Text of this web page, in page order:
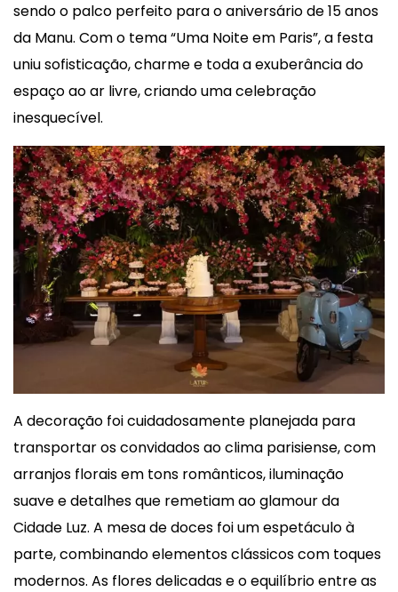
sendo o palco perfeito para o aniversário de 15 anos
da Manu. Com o tema “Uma Noite em Paris”, a festa
uniu sofisticação, charme e toda a exuberância do
espaço ao ar livre, criando uma celebração
inesquecível.
A decoração foi cuidadosamente planejada para
transportar os convidados ao clima parisiense, com
arranjos florais em tons românticos, iluminação
suave e detalhes que remetiam ao glamour da
Cidade Luz. A mesa de doces foi um espetáculo à
parte, combinando elementos clássicos com toques
modernos. As flores delicadas e o equilíbrio entre as